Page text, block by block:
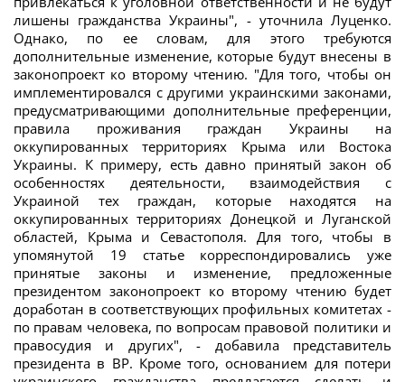
лишены гражданства Украины", - уточнила Луценко.
Однако, по ее словам, для этого требуются
дополнительные изменение, которые будут внесены в
законопроект ко второму чтению. "Для того, чтобы он
имплементировался с другими украинскими законами,
предусматривающими дополнительные преференции,
правила проживания граждан Украины на
оккупированных территориях Крыма или Востока
Украины. К примеру, есть давно принятый закон об
особенностях деятельности, взаимодействия с
Украиной тех граждан, которые находятся на
оккупированных территориях Донецкой и Луганской
областей, Крыма и Севастополя. Для того, чтобы в
упомянутой 19 статье корреспондировались уже
принятые законы и изменение, предложенные
президентом законопроект ко второму чтению будет
доработан в соответствующих профильных комитетах -
по правам человека, по вопросам правовой политики и
правосудия и других", - добавила представитель
президента в ВР. Кроме того, основанием для потери